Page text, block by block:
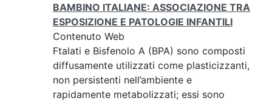
BAMBINO ITALIANE: ASSOCIAZIONE TRA
ESPOSIZIONE E PATOLOGIE INFANTILI
Contenuto Web
Ftalati e Bisfenolo A (BPA) sono composti
diffusamente utilizzati come plasticizzanti,
non persistenti nell’ambiente e
rapidamente metabolizzati; essi sono